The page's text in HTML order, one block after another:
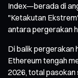
Index—berada di
"Ketakutan
antara pergerakan
Di balik pergerakan
Ethereum tengah
2026, total pasokan